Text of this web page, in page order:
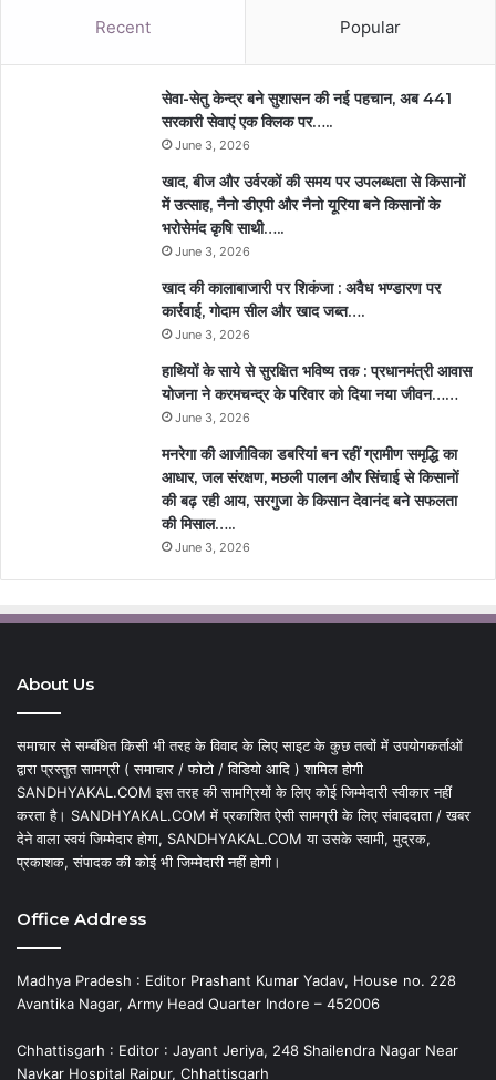
Recent Popular
सेवा-सेतु केन्द्र बने सुशासन की नई पहचान, अब 441
सरकारी सेवाएं एक क्लिक पर…..
June 3, 2026
खाद, बीज और उर्वरकों की समय पर उपलब्धता से किसानों
में उत्साह, नैनो डीएपी और नैनो यूरिया बने किसानों के
भरोसेमंद कृषि साथी…..
June 3, 2026
खाद की कालाबाजारी पर शिकंजा : अवैध भण्डारण पर
कार्रवाई, गोदाम सील और खाद जब्त….
June 3, 2026
हाथियों के साये से सुरक्षित भविष्य तक : प्रधानमंत्री आवास
योजना ने करमचन्द्र के परिवार को दिया नया जीवन……
June 3, 2026
मनरेगा की आजीविका डबरियां बन रहीं ग्रामीण समृद्धि का
आधार, जल संरक्षण, मछली पालन और सिंचाई से किसानों
की बढ़ रही आय, सरगुजा के किसान देवानंद बने सफलता
की मिसाल…..
June 3, 2026
About Us
समाचार से सम्बंधित किसी भी तरह के विवाद के लिए साइट के कुछ तत्वों में उपयोगकर्ताओं
द्वारा प्रस्तुत सामग्री ( समाचार / फोटो / विडियो आदि ) शामिल होगी
SANDHYAKAL.COM इस तरह की सामग्रियों के लिए कोई जिम्मेदारी स्वीकार नहीं
करता है। SANDHYAKAL.COM में प्रकाशित ऐसी सामग्री के लिए संवाददाता / खबर
देने वाला स्वयं जिम्मेदार होगा, SANDHYAKAL.COM या उसके स्वामी, मुद्रक,
प्रकाशक, संपादक की कोई भी जिम्मेदारी नहीं होगी।
Office Address
Madhya Pradesh : Editor Prashant Kumar Yadav, House no. 228
Avantika Nagar, Army Head Quarter Indore – 452006
Chhattisgarh : Editor : Jayant Jeriya, 248 Shailendra Nagar Near
Navkar Hospital Raipur, Chhattisgarh